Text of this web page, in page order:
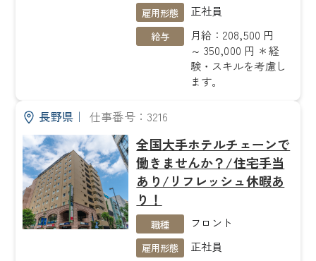
雇用形態 正社員
給与
月給：208,500 円
～ 350,000 円 ＊経
験・スキルを考慮し
ます。
長野県｜ 仕事番号：3216
全国大手ホテルチェーンで
働きませんか？/住宅手当
あり/リフレッシュ休暇あ
り！
職種 フロント
雇用形態 正社員